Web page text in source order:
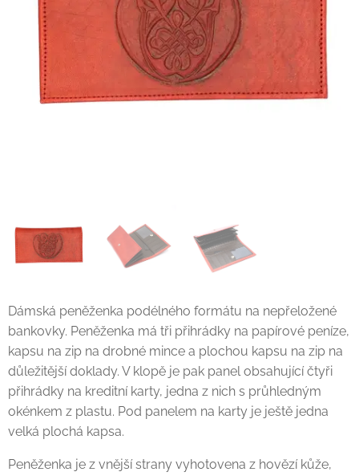
Dámská peněženka podélného formátu na nepřeložené
bankovky. Peněženka má tři přihrádky na papírové peníze,
kapsu na zip na drobné mince a plochou kapsu na zip na
důležitější doklady. V klopě je pak panel obsahující čtyři
přihrádky na kreditní karty, jedna z nich s průhledným
okénkem z plastu. Pod panelem na karty je ještě jedna
velká plochá kapsa.
Peněženka je z vnější strany vyhotovena z hovězí kůže,